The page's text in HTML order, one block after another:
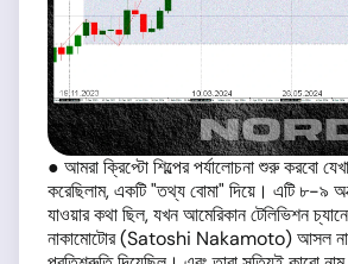
● আমরা ক্রিপ্টো শিল্পের পর্যালোচনা শুরু করবো
করেছিলাম, একটি "তথ্য বোমা" দিয়ে। এটি ৮-৯
যাওয়ার কথা ছিল, যখন আমেরিকান টেলিভিশন
নাকামোটোর (Satoshi Nakamoto) আসল